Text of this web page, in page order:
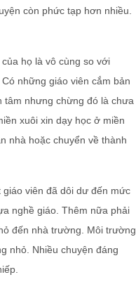
còn phức tạp hơn nhiều.
họ là vô cùng so với
những giáo viên cắm bản
tâm nhưng chừng đó là chưa
xuôi xin dạy học ở miền
nhà hoặc chuyển về thành
viên đã dôi dư đến mức
nghề giáo. Thêm nữa phải
đến nhà trường. Môi trường
nhỏ. Nhiều chuyện đáng